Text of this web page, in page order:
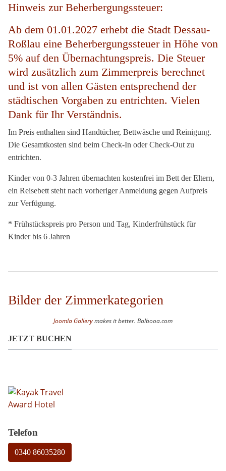
Hinweis zur Beherbergungssteuer:
Ab dem 01.01.2027 erhebt die Stadt Dessau-
Roßlau eine Beherbergungssteuer in Höhe von
5% auf den Übernachtungspreis. Die Steuer
wird zusätzlich zum Zimmerpreis berechnet
und ist von allen Gästen entsprechend der
städtischen Vorgaben zu entrichten. Vielen
Dank für Ihr Verständnis.
Im Preis enthalten sind Handtücher, Bettwäsche und Reinigung.
Die Gesamtkosten sind beim Check-In oder Check-Out zu
entrichten.
Kinder von 0-3 Jahren übernachten kostenfrei im Bett der Eltern,
ein Reisebett steht nach vorheriger Anmeldung gegen Aufpreis
zur Verfügung.
* Frühstückspreis pro Person und Tag, Kinderfrühstück für
Kinder bis 6 Jahren
Bilder der Zimmerkategorien
Joomla Gallerymakes it better. Balbooa.com
JETZT BUCHEN
Telefon
0340 86035280